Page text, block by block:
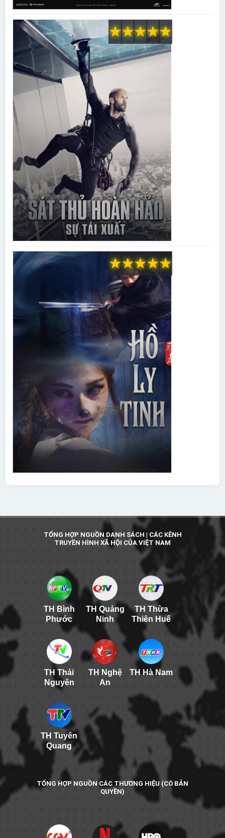
★
★
★
★
★
★
★
★
★
★
TỔNG HỢP NGUỒN DANH SÁCH | CÁC KÊNH
TRUYỀN HÌNH XÃ HỘI CỦA VIỆT NAM
TH Bình
Phước
TH Quảng
Ninh
TH Thừa
Thiên Huế
TH Thái
Nguyên
TH Nghệ
An
TH Hà Nam
TH Tuyên
Quang
TỔNG HỢP NGUỒN CÁC THƯƠNG HIỆU (CÓ BẢN
QUYỀN)